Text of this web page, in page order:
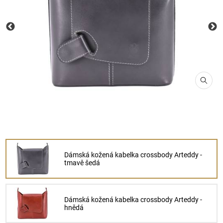
Dámská kožená kabelka crossbody Arteddy -
tmavě šedá
Dámská kožená kabelka crossbody Arteddy -
hnědá